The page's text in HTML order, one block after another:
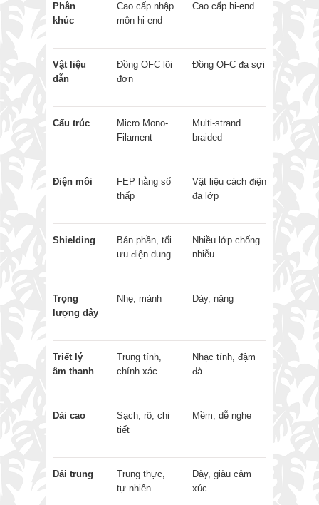
Phân
khúc
Cao cấp nhập
môn hi-end
Cao cấp hi-end
Vật liệu
dẫn
Đồng OFC lõi
đơn
Đồng OFC đa sợi
Cấu trúc
Micro Mono-
Filament
Multi-strand
braided
Điện môi
FEP hằng số
thấp
Vật liệu cách điện
đa lớp
Shielding
Bán phần, tối
ưu điện dung
Nhiều lớp chống
nhiễu
Trọng
lượng dây
Nhẹ, mảnh Dày, nặng
Triết lý
âm thanh
Trung tính,
chính xác
Nhạc tính, đậm
đà
Dải cao
Sạch, rõ, chi
tiết
Mềm, dễ nghe
Dải trung
Trung thực,
tự nhiên
Dày, giàu cảm
xúc